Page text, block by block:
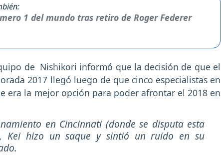
1 del mundo tras retiro de Roger Federer
de Nishikori informó que la decisión de que el
2017 llegó luego de que cinco especialistas en
era la mejor opción para poder afrontar el 2018 en
en Cincinnati (donde se disputa esta
Kei hizo un saque y sintió un ruido en su